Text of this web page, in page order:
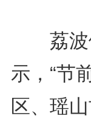
荔波
示，“节
区、瑶